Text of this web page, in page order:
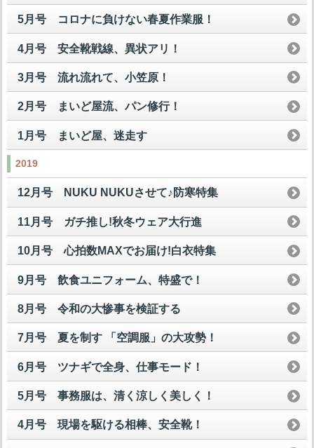
5月号 コロナに負けない春夏作業服！
4月号 安全靴戦線、異状アリ！
3月号 流れ流れて、小笠原！
2月号 まいど屋流、パン修行！
1月号 まいど屋、迷走す
2019
12月号 NUKU NUKUさせて♪防寒特集
11月号 ガチ推し!秋冬ウェア大行進
10月号 心拍数MAXでお届け!白衣特集
9月号 飲食ユニフォーム、特盛で！
8月号 令和の大惨事を検証する
7月号 夏を制す 「空調服」の大攻勢！
6月号 ツナギで全身、仕事モード！
5月号 事務服は、清く涼しく美しく！
4月号 現場を駆ける相棒、安全靴！